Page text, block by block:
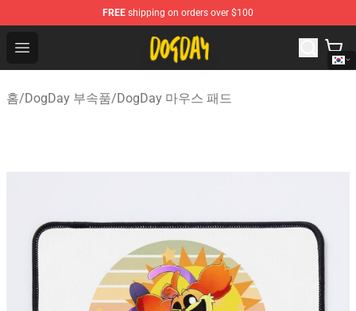
FREE shipping on orders over $100
Open menu
DogDay Store - Official DogDay Merchandise Shop
홈/DogDay 부속품/DogDay 마우스 패드